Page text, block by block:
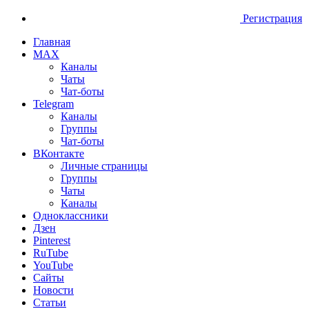
Регистрация
Главная
MAX
Каналы
Чаты
Чат-боты
Telegram
Каналы
Группы
Чат-боты
ВКонтакте
Личные страницы
Группы
Чаты
Каналы
Одноклассники
Дзен
Pinterest
RuTube
YouTube
Сайты
Новости
Статьи